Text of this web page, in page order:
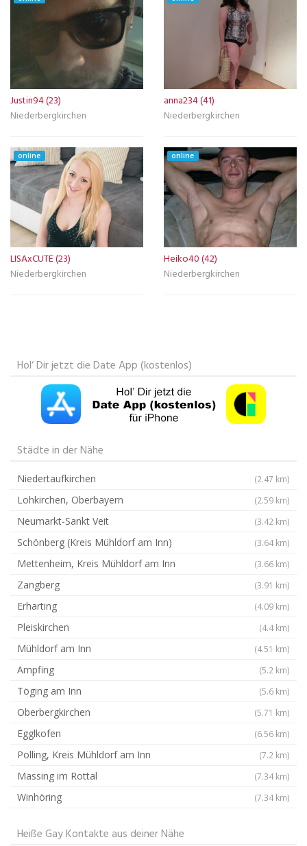
Justin94 (23)
Niederbergkirchen
anna234 (41)
Niederbergkirchen
online
LISAxCUTE (23)
Niederbergkirchen
online
Heiko40 (42)
Niederbergkirchen
Hol‘ Dir jetzt die Date App (kostenlos)
Städte in der Nähe
Niedertaufkirchen (2.47 km)
Lohkirchen, Oberbayern (2.59 km)
Neumarkt-Sankt Veit (3.42 km)
Schönberg (Kreis Mühldorf am Inn) (3.64 km)
Mettenheim, Kreis Mühldorf am Inn (3.66 km)
Zangberg (3.91 km)
Erharting (4.09 km)
Pleiskirchen (4.4 km)
Mühldorf am Inn (4.51 km)
Ampfing (5.2 km)
Töging am Inn (5.6 km)
Oberbergkirchen (5.71 km)
Egglkofen (6.56 km)
Polling, Kreis Mühldorf am Inn (7.2 km)
Massing im Rottal (7.34 km)
Winhöring (7.34 km)
Heiße Gay Kontakte aus deiner Nähe